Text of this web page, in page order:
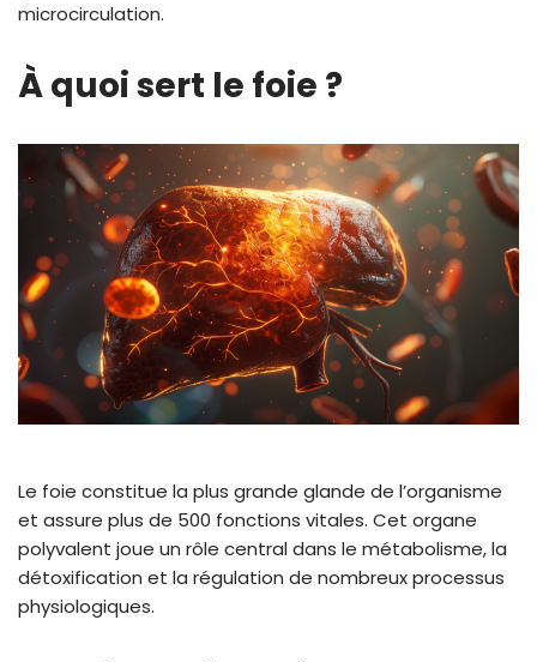
microcirculation.
À quoi sert le foie ?
Le foie constitue la plus grande glande de l’organisme
et assure plus de 500 fonctions vitales. Cet organe
polyvalent joue un rôle central dans le métabolisme, la
détoxification et la régulation de nombreux processus
physiologiques.